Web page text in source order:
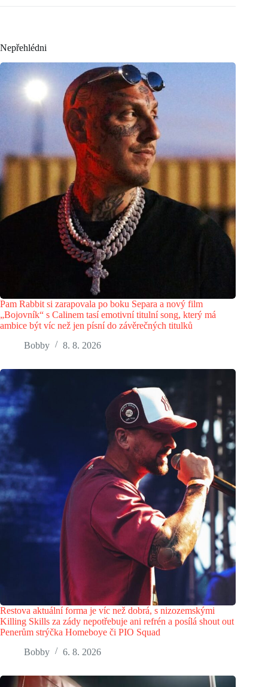
Nepřehlédni
Pam Rabbit si zarapovala po boku Separa a nový film
„Bojovník“ s Calinem tasí emotivní titulní song, který má
ambice být víc než jen písní do závěrečných titulků
Bobby
8. 8. 2026
Restova aktuální forma je víc než dobrá, s nizozemskými
Killing Skills za zády nepotřebuje ani refrén a posílá shout out
Penerům strýčka Homeboye či PIO Squad
Bobby
6. 8. 2026